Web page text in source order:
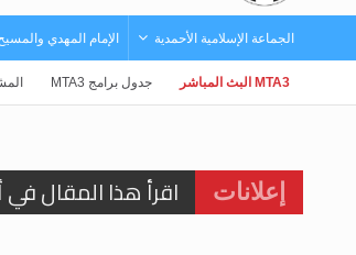
الجماعة الإسلامية الأحمدية الإمام المهدي
MTA3 البث المباشر جدول برامج MTA3
إعلانات
اقرأ هذا المقال